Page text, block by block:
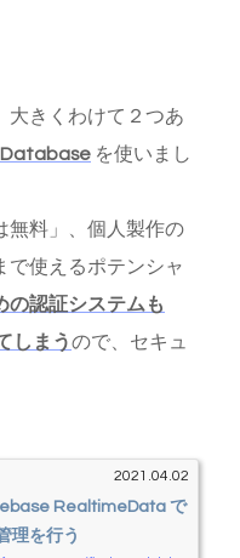
大きくわけて２つあ
を使いまし
無料」、個人製作の
で使えるポテンシャ
の認証システムも
しまうので、セキュ
2021.04.02
RealtimeData で
理を行う